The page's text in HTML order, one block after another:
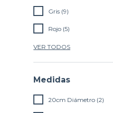
Gris (9)
Rojo (5)
VER TODOS
Medidas
20cm Diámetro (2)